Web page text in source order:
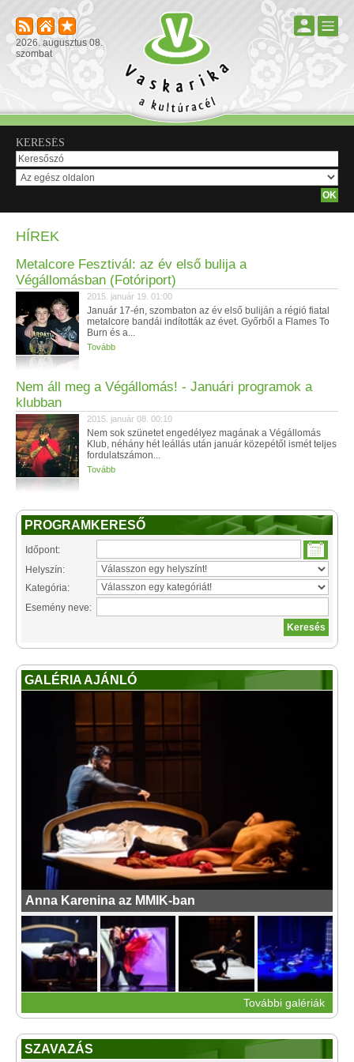
2026. augusztus 08.
szombat
KERESÉS
HÍREK
Metalcore Fesztivál: az év első bulija a
Végállomásban (Fotóriport)
2015. január 19. 01:00
Január 17-én, szombaton az év első buliján a régió fiatal
metalcore bandái indították az évet. Győrből a Flames To
Burn és a...
Tovább
Nem áll meg a Végállomás! - Januári programok a
klubban
2015. január 08. 00:10
Nem sok szünetet engedélyez magának a Végállomás
Klub, néhány hét leállás után január közepétől ismét teljes
fordulatszámon...
Tovább
PROGRAMKERESŐ
Időpont:
Helyszín:
Kategória:
Esemény neve:
GALÉRIA AJÁNLÓ
Anna Karenina az MMIK-ban
További galériák
SZAVAZÁS